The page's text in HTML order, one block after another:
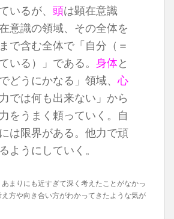
いるが、 頭は顕在意識
意識の領域、その全体を
で含む全体で「自分（＝
いる）」である。 身体と
どうにかなる」領域、心
では何も出来ない」から
をうまく頼っていく。自
は限界がある。他力で頑
ようにしていく。
まりにも近すぎて深く考えたことがなかっ
方や向き合い方がわかってきたような気が